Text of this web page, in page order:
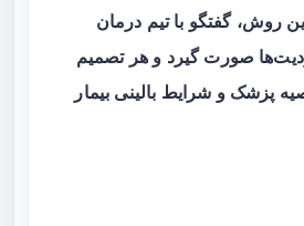
روش، گفتگو با تیم درمان
صورت گیرد و هر تصمیم
پزشک و شرایط بالینی بیمار